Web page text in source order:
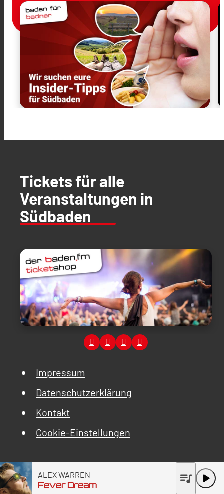
Tickets für alle
Veranstaltungen in
Südbaden
Impressum
Datenschutzerklärung
Kontakt
Cookie-Einstellungen
ALEX WARREN
Fever Dream play_arrow
queue_music